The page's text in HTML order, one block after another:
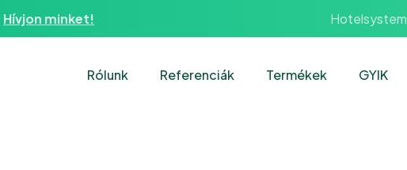
Hívjon minket! Hotelsystem
Rólunk Referenciák Termékek GYIK